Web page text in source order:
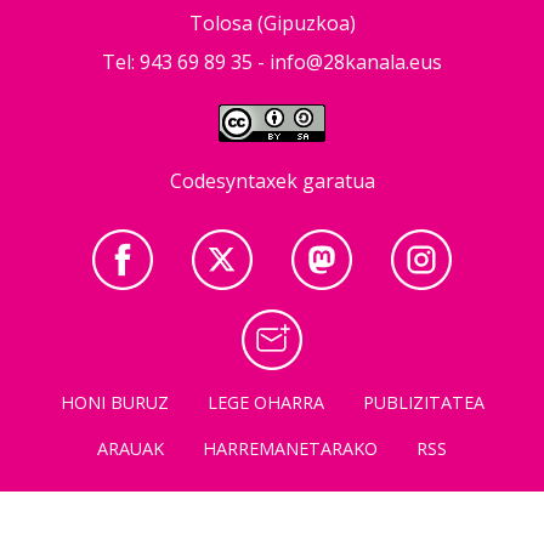
Tolosa (Gipuzkoa)
Tel: 943 69 89 35 - info@28kanala.eus
Codesyntaxek garatua
HONI BURUZ LEGE OHARRA
PUBLIZITATEA
ARAUAK
HARREMANETARAKO RSS